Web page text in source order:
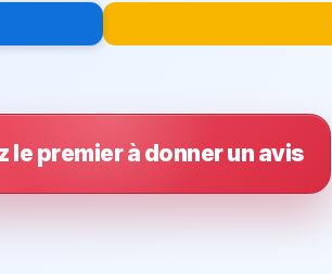
le premier à donner un avis